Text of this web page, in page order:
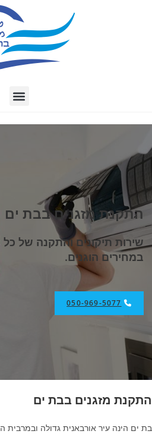
התקנת מזגנים בבת ים
שירות תיקונים והתקנה של כל
במחירים הוגנים.
050-969-5077
התקנת מזגנים בבת ים
בת ים הינה עיר אורבאנית גדולה ובמרבית